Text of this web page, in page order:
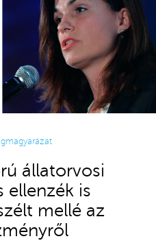
állatorvosi
ellenzék is
mellé az